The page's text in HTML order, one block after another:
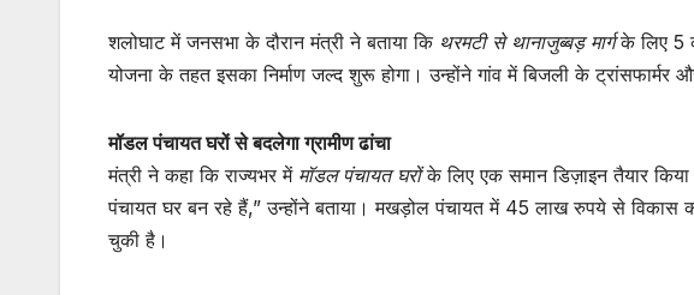
शलोघाट में जनसभा के दौरान मंत्री ने बताया कि थरमटी से थानाजुब्बड़ मार्गके लिए 5
योजना के तहत इसका निर्माण जल्द शुरू होगा। उन्होंने गांव में बिजली के
मॉडल पंचायत घरों से बदलेगा ग्रामीण ढांचा
मंत्री ने कहा कि राज्यभर में मॉडल पंचायत घरोंके लिए एक समान डिज़ाइन तैयार
पंचायत घर बन रहे हैं,” उन्होंने बताया। मखड़ोल पंचायत में 45 लाख रुपये से
चुकी है।